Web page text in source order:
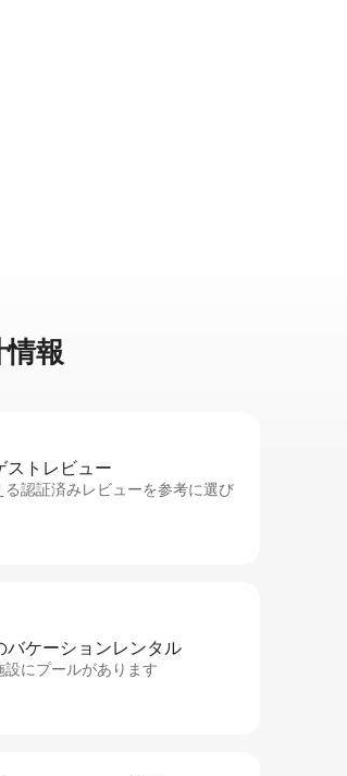
報
ス⁠ト⁠レ⁠ビ⁠ュ⁠ー
る認証済みレビューを参考に選び
バ⁠ケ⁠ー⁠シ⁠ョ⁠ンレ⁠ン⁠タ⁠ル
にプールがあります